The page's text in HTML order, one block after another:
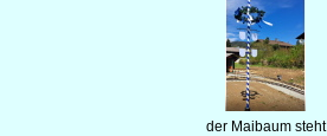
der Maibaum steht